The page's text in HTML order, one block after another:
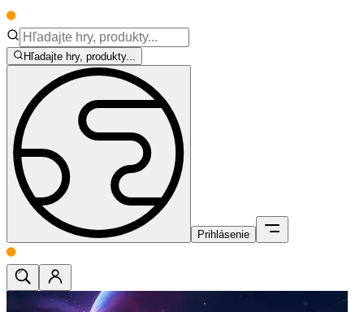
Hľadajte hry, produkty...
Prihlásenie